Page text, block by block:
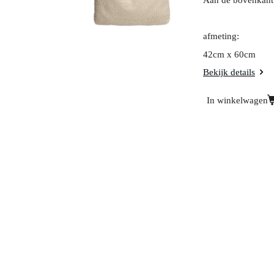
afmeting:
42cm x 60cm
Bekijk details
In winkelwagen